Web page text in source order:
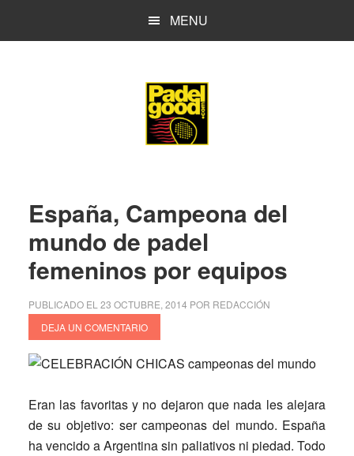
MENU
España, Campeona del
mundo de padel
femeninos por equipos
PUBLICADO EL 23 OCTUBRE, 2014 POR REDACCIÓN
DEJA UN COMENTARIO
Eran las favoritas y no dejaron que nada les alejara
de su objetivo: ser campeonas del mundo. España
ha vencido a Argentina sin paliativos ni piedad. Todo